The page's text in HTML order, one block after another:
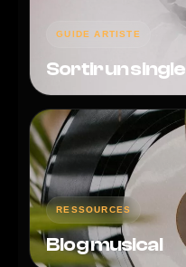
GUIDE ARTISTE
Sortir un single
RESSOURCES
Blog musical